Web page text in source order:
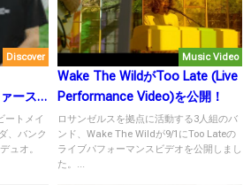
Discover
ース
」
ートメイ
、バンク
ュオ。
Music Video
Wake The WildがToo Late (Live
Performance Video)を公開！
ロサンゼルスを拠点に活動する3人組のバ
ンド、Wake The Wildが9/1にToo Lateの
ライブパフォーマンスビデオを公開しまし
た。...